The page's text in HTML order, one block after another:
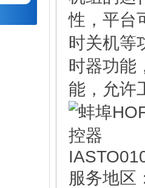
性，平台
时关机等
时器功能
能，允许
服务地区